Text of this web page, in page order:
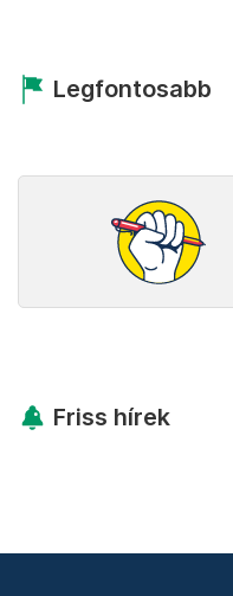
Legfontosabb
Friss hírek